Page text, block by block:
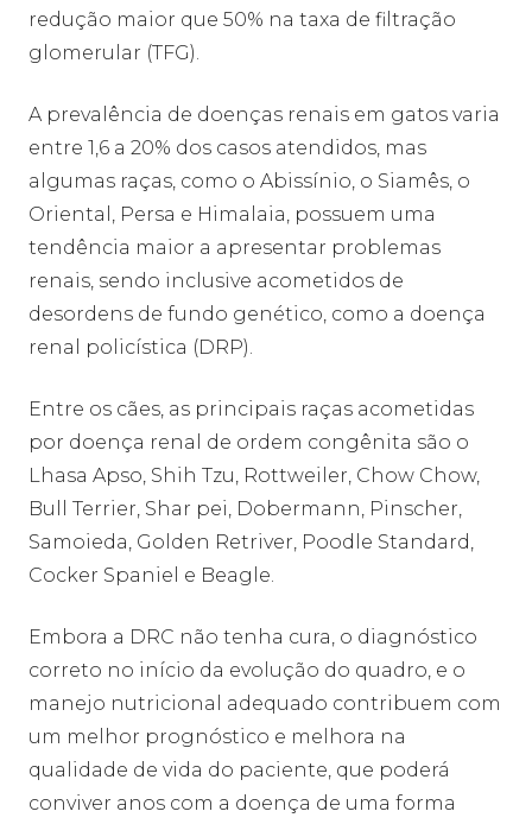
redução maior que 50% na taxa de filtração
glomerular (TFG).
A prevalência de doenças renais em gatos varia
entre 1,6 a 20% dos casos atendidos, mas
algumas raças, como o Abissínio, o Siamês, o
Oriental, Persa e Himalaia, possuem uma
tendência maior a apresentar problemas
renais, sendo inclusive acometidos de
desordens de fundo genético, como a doença
renal policística (DRP).
Entre os cães, as principais raças acometidas
por doença renal de ordem congênita são o
Lhasa Apso, Shih Tzu, Rottweiler, Chow Chow,
Bull Terrier, Shar pei, Dobermann, Pinscher,
Samoieda, Golden Retriver, Poodle Standard,
Cocker Spaniel e Beagle.
Embora a DRC não tenha cura, o diagnóstico
correto no início da evolução do quadro, e o
manejo nutricional adequado contribuem com
um melhor prognóstico e melhora na
qualidade de vida do paciente, que poderá
conviver anos com a doença de uma forma